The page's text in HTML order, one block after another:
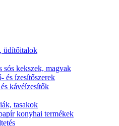
üdítőitalok
sós kekszek, magvak
és ízesítőszerek
kávéízesítők
tasakok
konyhai termékek